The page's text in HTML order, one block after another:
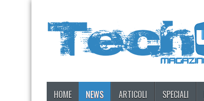
HOME NEWS ARTICOLI SPECIALI